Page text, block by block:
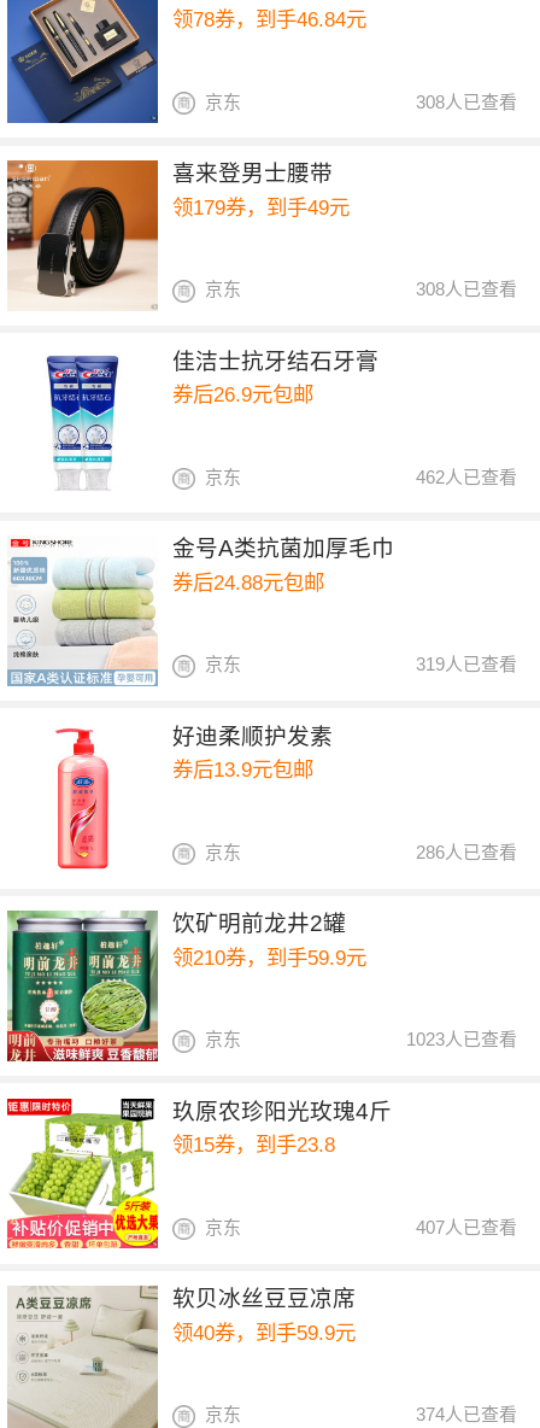
领78券，到手46.84元
308人已查看
京东
喜来登男士腰带
领179券，到手49元
308人已查看
京东
佳洁士抗牙结石牙膏
券后26.9元包邮
462人已查看
京东
金号A类抗菌加厚毛巾
券后24.88元包邮
319人已查看
京东
好迪柔顺护发素
券后13.9元包邮
286人已查看
京东
饮矿明前龙井2罐
领210券，到手59.9元
1023人已查看
京东
玖原农珍阳光玫瑰4斤
领15券，到手23.8
407人已查看
京东
软贝冰丝豆豆凉席
领40券，到手59.9元
374人已查看
京东